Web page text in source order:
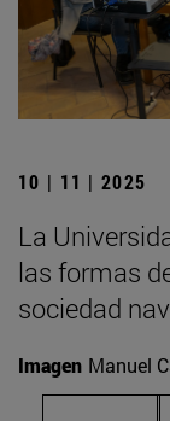
10 | 11 | 2025
La
las formas
sociedad
Imagen Manuel